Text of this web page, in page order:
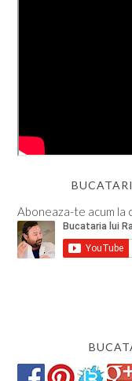
Aboneaza-te acum la